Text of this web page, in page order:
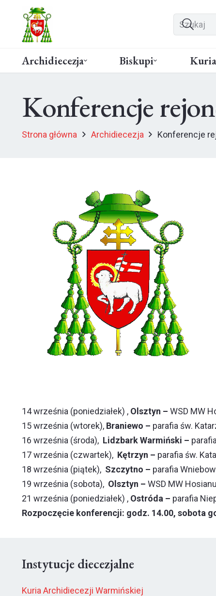
Archidiecezja Biskupi Kuria
Konferencje
Strona główna Archidiecezja Konferencje
14 września (poniedziałek) , Olsztyn – WSD MW
15 września (wtorek), Braniewo – parafia św.
16 września (środa), Lidzbark Warmiński –
17 września (czwartek), Kętrzyn – parafia św.
18 września (piątek), Szczytno – parafia
19 września (sobota), Olsztyn – WSD MW
21 września (poniedziałek) , Ostróda – parafia
Rozpoczęcie konferencji: godz. 14.00, sobota
Instytucje diecezjalne
Kuria Archidiecezji Warmińskiej